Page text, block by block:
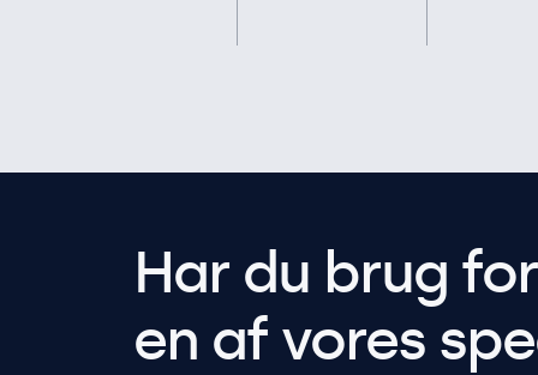
Har du brug
en af vores